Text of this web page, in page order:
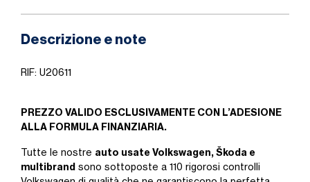
Descrizione e note
RIF: U20611
PREZZO VALIDO ESCLUSIVAMENTE CON L’ADESIONE
ALLA FORMULA FINANZIARIA.
Tutte le nostre auto usate Volkswagen, Škoda e
multibrand sono sottoposte a 110 rigorosi controlli